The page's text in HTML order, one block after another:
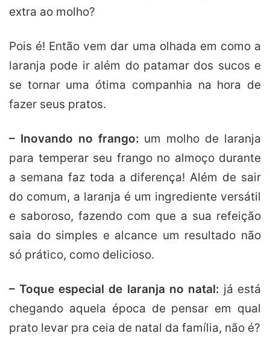
extra ao molho?
Pois é! Então vem dar uma olhada em como a
laranja pode ir além do patamar dos sucos e
se tornar uma ótima companhia na hora de
fazer seus pratos.
– Inovando no frango: um molho de laranja
para temperar seu frango no almoço durante
a semana faz toda a diferença! Além de sair
do comum, a laranja é um ingrediente versátil
e saboroso, fazendo com que a sua refeição
saia do simples e alcance um resultado não
só prático, como delicioso.
– Toque especial de laranja no natal: já está
chegando aquela época de pensar em qual
prato levar pra ceia de natal da família, não é?